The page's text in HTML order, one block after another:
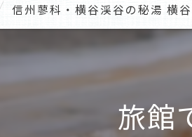
信州蓼科・横谷渓谷の秘湯 横
旅館